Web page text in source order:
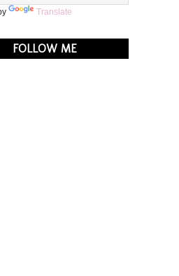
Translate
FOLLOW ME